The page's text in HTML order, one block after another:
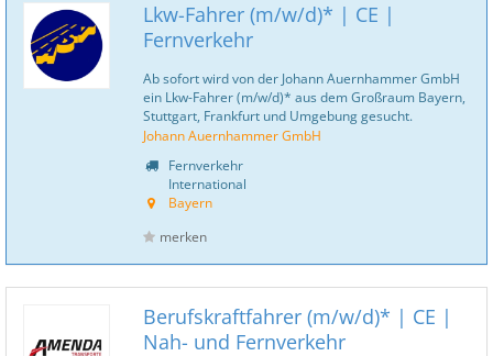
Lkw-Fahrer (m/w/d)* | CE |
Fernverkehr
Ab sofort wird von der Johann Auernhammer GmbH
ein Lkw-Fahrer (m/w/d)* aus dem Großraum Bayern,
Stuttgart, Frankfurt und Umgebung gesucht.
Johann Auernhammer GmbH
Fernverkehr
International
Bayern
merken
Berufskraftfahrer (m/w/d)* | CE |
Nah- und Fernverkehr